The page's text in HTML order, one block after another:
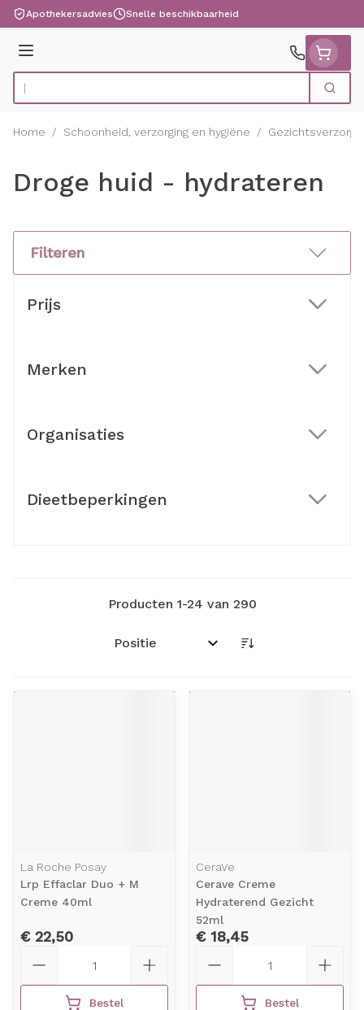
Ga naar de inhoud
Apothekersadvies Snelle beschikbaarheid
Menu
Product, merk, categorie... Zoek
Home / Schoonheid, verzorging en hygiëne /
Droge huid - hydrateren
Filteren
Prijs
Merken
Organisaties
Dieetbeperkingen
Producten 1-24 van 290
Sorteer op:
La Roche Posay
Lrp Effaclar Duo + M
Creme 40ml
€ 22,50
Bestel
CeraVe
Cerave Creme
Hydraterend Gezicht
52ml
€ 18,45
Bestel